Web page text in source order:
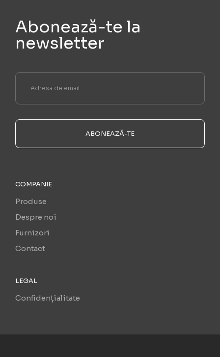
Abonează-te la
newsletter
ABONEAZĂ-TE
COMPANIE
Produse
Despre noi
Furnizori
Contact
LEGAL
Confidențialitate